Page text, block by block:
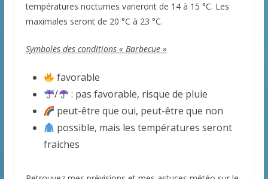
températures nocturnes varieront de 14 à 15 °C. Les
maximales seront de 20 °C à 23 °C.
Symboles des conditions « Barbecue »
favorable
/
: pas favorable, risque de pluie
peut-être que oui, peut-être que non
possible, mais les températures seront
fraiches